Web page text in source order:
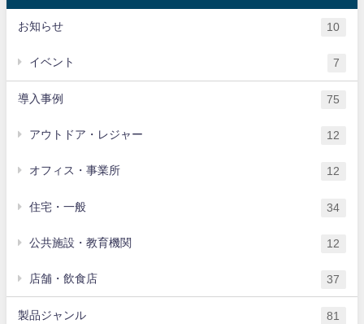
お知らせ 10
イベント 7
導入事例 75
アウトドア・レジャー 12
オフィス・事業所 12
住宅・一般 34
公共施設・教育機関 12
店舗・飲食店 37
製品ジャンル 81